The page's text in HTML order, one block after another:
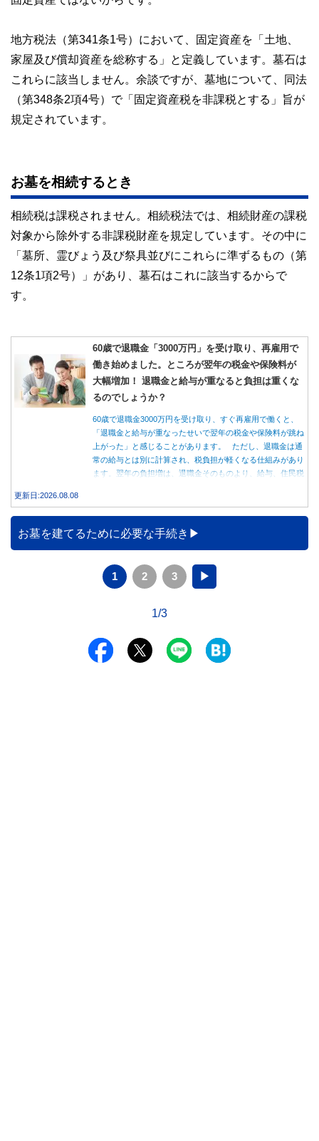
地方税法（第341条1号）において、固定資産を「土地、
家屋及び償却資産を総称する」と定義しています。墓石は
これらに該当しません。余談ですが、墓地について、同法
（第348条2項4号）で「固定資産税を非課税とする」旨が
規定されています。
お墓を相続するとき
相続税は課税されません。相続税法では、相続財産の課税
対象から除外する非課税財産を規定しています。その中に
「墓所、霊びょう及び祭具並びにこれらに準ずるもの（第
12条1項2号）」があり、墓石はこれに該当するからで
す。
60歳で退職金「3000万円」を受け取り、再雇用で
働き始めました。ところが翌年の税金や保険料が
大幅増加！ 退職金と給与が重なると負担は重くな
るのでしょうか？
60歳で退職金3000万円を受け取り、すぐ再雇用で働くと、
「退職金と給与が重なったせいで翌年の税金や保険料が跳ね
上がった」と感じることがあります。 ただし、退職金は通
常の給与とは別に計算され、税負担が軽くなる仕組みがあり
ます。翌年の負担増は、退職金そのものより、給与、住民税
更新日:2026.08.08
お墓を建てるために必要な手続き
1 2 3 ▶
1/3